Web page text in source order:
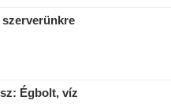
Égbolt, víz